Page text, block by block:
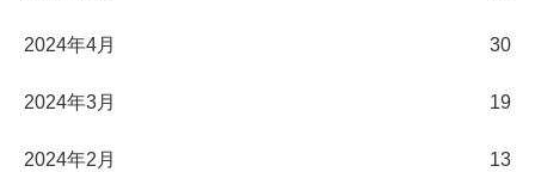
2024年4月 30
2024年3月 19
2024年2月 13